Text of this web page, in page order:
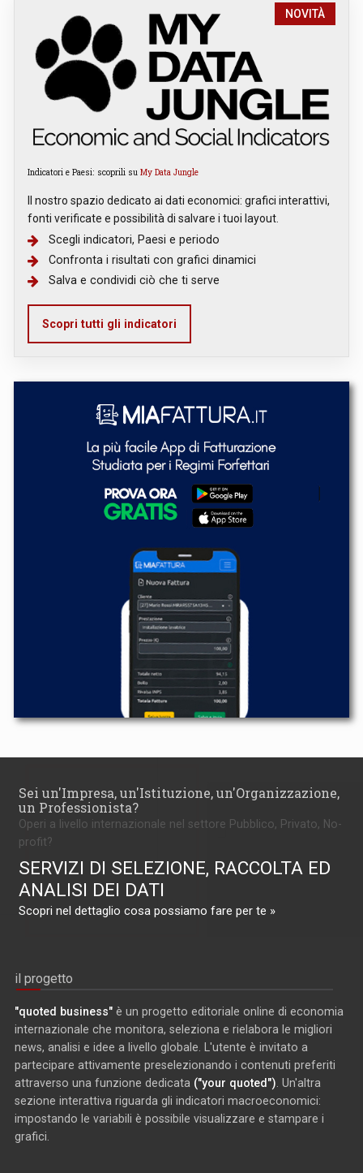
NOVITÀ
Indicatori e Paesi: scoprili su My Data Jungle
Il nostro spazio dedicato ai dati economici: grafici interattivi,
fonti verificate e possibilità di salvare i tuoi layout.
Scegli indicatori, Paesi e periodo
Confronta i risultati con grafici dinamici
Salva e condividi ciò che ti serve
Scopri tutti gli indicatori
Sei un'Impresa, un'Istituzione, un'Organizzazione,
un Professionista?
Operi a livello internazionale nel settore Pubblico, Privato, No-
profit?
SERVIZI DI SELEZIONE, RACCOLTA ED
ANALISI DEI DATI
Scopri nel dettaglio cosa possiamo fare per te »
il progetto
"quoted business" è un progetto editoriale online di economia
internazionale che monitora, seleziona e rielabora le migliori
news, analisi e idee a livello globale. L'utente è invitato a
partecipare attivamente preselezionando i contenuti preferiti
attraverso una funzione dedicata ("your quoted") . Un'altra
sezione interattiva riguarda gli indicatori macroeconomici:
impostando le variabili è possibile visualizzare e stampare i
grafici.